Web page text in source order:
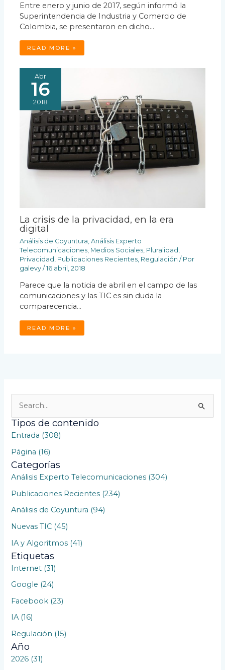
Entre enero y junio de 2017, según informó la
Superintendencia de Industria y Comercio de
Colombia, se presentaron en dicho…
READ MORE »
Abr
16
2018
La crisis de la privacidad, en la era
digital
Análisis de Coyuntura ,Análisis Experto
Telecomunicaciones Medios Sociales Pluralidad
Privacidad Publicaciones Recientes Regulación / Por
galevy/16 abril, 2018
Parece que la noticia de abril en el campo de las
comunicaciones y las TIC es sin duda la
comparecencia…
READ MORE »
u
r
Tipos de contenido
Entrada (308)
Página (16)
Categorías
Análisis Experto Telecomunicaciones (304)
Publicaciones Recientes (234)
Análisis de Coyuntura (94)
Nuevas TIC (45)
IA y Algoritmos (41)
Etiquetas
Internet (31)
Google (24)
Facebook (23)
IA (16)
Regulación (15)
Año
2026 (31)